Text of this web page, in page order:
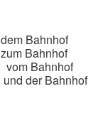
dem Bahnhof
zum Bahnhof
vom Bahnhof
und der Bahnhof